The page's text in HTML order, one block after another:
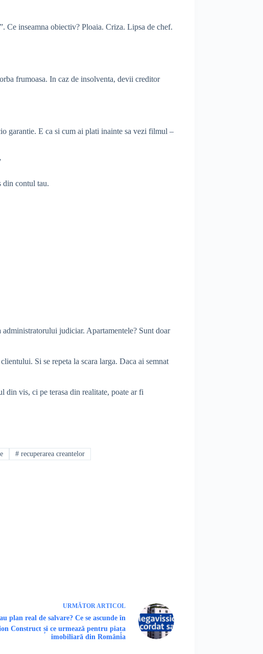
Ce inseamna obiectiv? Ploaia. Criza. Lipsa de chef.
frumoasa. In caz de insolventa, devii creditor
garantie. E ca si cum ai plati inainte sa vezi filmul –
din contul tau.
judiciar. Apartamentele? Sunt doar
Si se repeta la scara larga. Daca ai semnat
din vis, ci pe terasa din realitate, poate ar fi
#recuperarea creantelor
URMĂTORARTICOL
plan real de salvare? Ce se ascunde în
Construct și ce urmează pentru piața
imobiliară din România